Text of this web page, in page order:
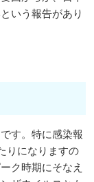
いう報告があり
す。特に感染報
りになりますの
ク時期にそなえ